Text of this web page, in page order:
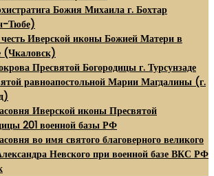
Божия Михаила г. Бохтар
Тюбе)
Иверской иконы Божией Матери в
(Чкаловск)
Пресвятой Богородицы г. Турсунзаде
равноапостольной Марии Магдалины (г.
Иверской иконы Пресвятой
201 военной базы РФ
во имя святого благоверного великого
Невского при военной базе ВКС РФ